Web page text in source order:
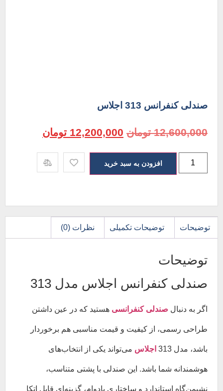
صندلی کنفرانس 313 اجلاس
12,600,000 تومان 12,200,000 تومان
افزودن به سبد خرید
توضیحات توضیحات تکمیلی نظرات (0)
توضیحات
صندلی کنفرانس اجلاس مدل 313
اگر به دنبال صندلی کنفرانسی هستید که در عین داشتن
طراحی رسمی، از کیفیت و قیمت مناسبی هم برخوردار
باشد، مدل 313 اجلاس می‌تواند یکی از انتخاب‌های
هوشمندانه‌ شما باشد. این صندلی با پشتی متناسب،
نشیمن‌گاه استاندارد و ساختاری بادوام، گزینه‌ای قابل اتکا